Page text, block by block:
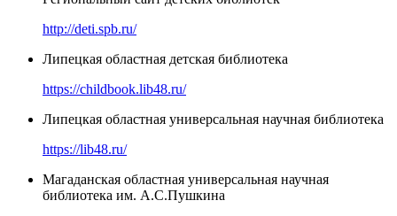
http://deti.spb.ru/
Липецкая областная детская библиотека
https://childbook.lib48.ru/
Липецкая областная универсальная научная библиотека
https://lib48.ru/
Магаданская областная универсальная научная
библиотека им. А.С.Пушкина